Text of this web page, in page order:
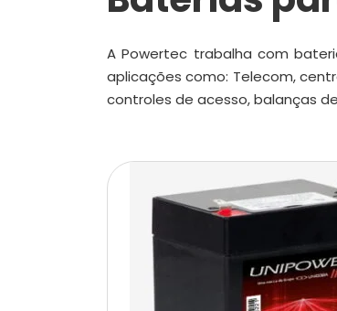
A Powertec trabalha com
aplicações como: Telecom,
controles de acesso, balanças